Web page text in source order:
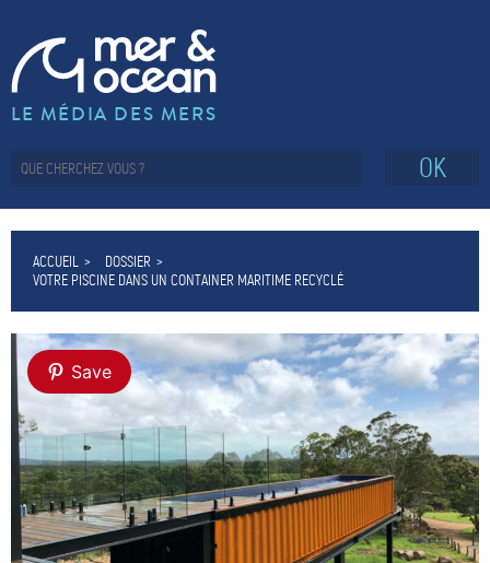
LE MÉDIA DES MERS
OK
ACCUEIL
DOSSIER
VOTRE PISCINE DANS UN CONTAINER MARITIME RECYCLÉ
Save